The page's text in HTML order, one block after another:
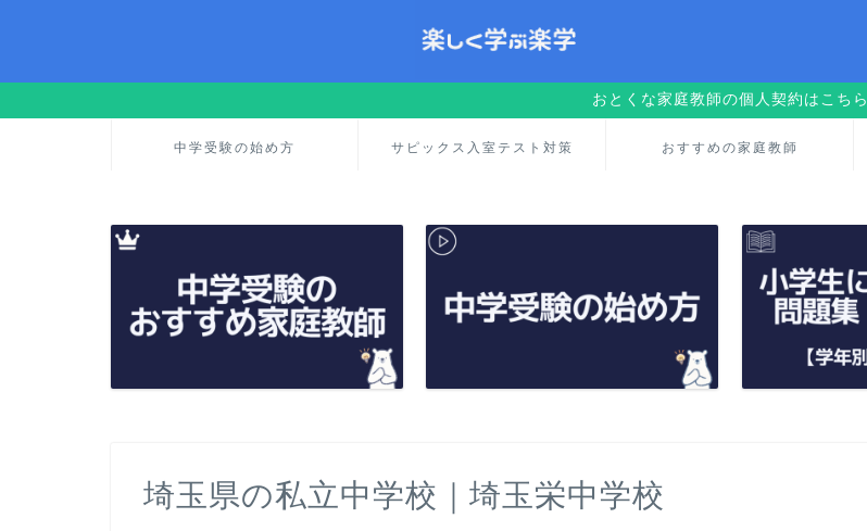
おとくな家庭教師の個人契約はこちら
中学受験の始め方 サピックス入室テスト対策 おすすめの家庭教師
埼玉県の私立中学校｜埼玉栄中学校